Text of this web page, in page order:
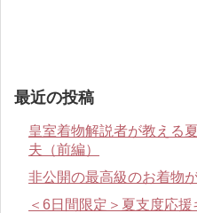
最近の投稿
皇室着物解説者が教える
夫（前編）
非公開の最高級のお着物
＜6日間限定＞夏支度応